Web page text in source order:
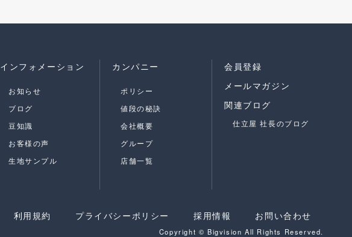
インフォメーション
お知らせ
ブログ
豆知識
お客様の声
生地サンプル
カンパニー
ポリシー
値段の秘訣
会社概要
グループ
店舗一覧
会員登録
メールマガジン
関連ブログ
仕立屋 社長のブログ
利用規約 プライバシーポリシー 採用情報 お問い合わせ
Copyright © Bigvision All Rights Reserved.